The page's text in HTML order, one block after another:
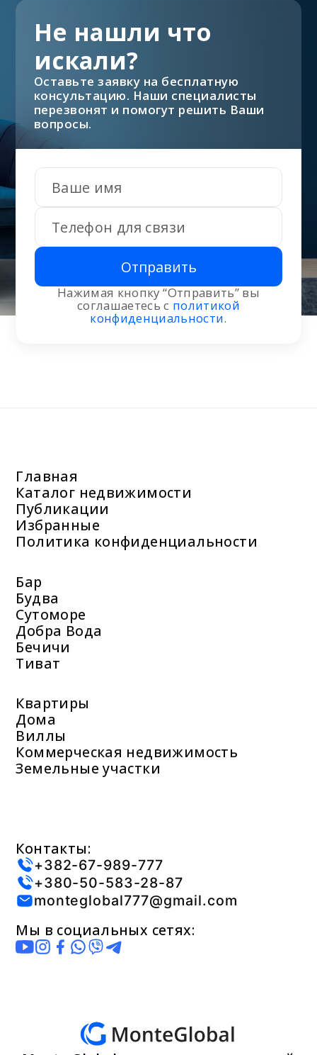
Отправить
Нажимая кнопку “Отправить” вы
соглашаетесь с политикой
конфиденциальности.
Не нашли что
искали?
Оставьте заявку на бесплатную
консультацию. Наши специалисты
перезвонят и помогут решить Ваши
вопросы.
Главная
Каталог недвижимости
Публикации
Избранные
Политика конфиденциальности
Бар
Будва
Сутоморе
Добра Вода
Бечичи
Тиват
Квартиры
Дома
Виллы
Коммерческая недвижимость
Земельные участки
Контакты:
+382-67-989-777
+380-50-583-28-87
monteglobal777@gmail.com
Мы в социальных сетях: